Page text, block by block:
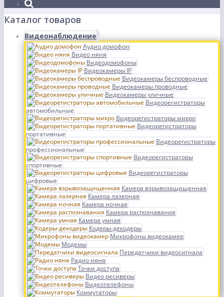
Каталог товаров
Видеонаблюдение
Аудио домофон
Видео няня
Видеодомофоны
Видеокамеры IP
Видеокамеры беспроводные
Видеокамеры проводные
Видеокамеры уличные
Видеорегистраторы
автомобильные
Видеорегистраторы микро
Видеорегистраторы
портативные
Видеорегистраторы
профессиональные
Видеорегистраторы
спортивные
Видеорегистраторы
цифровые
Камера взрывозащищенная
Камера лазерная
Камера ночная
Камера распознавания
Камера умная
Кодеры-декодеры
Микрофоны видеокамер
Модемы
Передатчики видеосигнала
Радио няня
Точки доступа
Видео ресиверы
Видеотелефоны
Коммутаторы